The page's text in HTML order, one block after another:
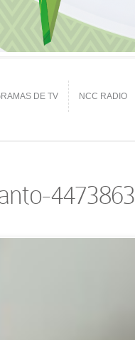
DE TV NCC RADIO
4473863